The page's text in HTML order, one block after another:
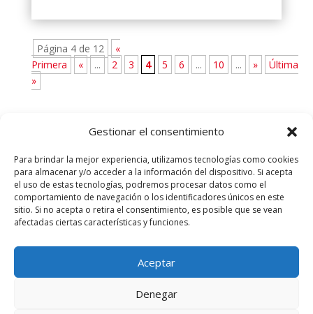
Gestionar el consentimiento
Para brindar la mejor experiencia, utilizamos tecnologías como cookies
para almacenar y/o acceder a la información del dispositivo. Si acepta
el uso de estas tecnologías, podremos procesar datos como el
comportamiento de navegación o los identificadores únicos en este
sitio. Si no acepta o retira el consentimiento, es posible que se vean
afectadas ciertas características y funciones.
Aceptar
Denegar
Página 4 de 12
«
Primera
« ... 2 3 4 5 6 ... 10 ... »
Última
»
Más información sobre las cookies